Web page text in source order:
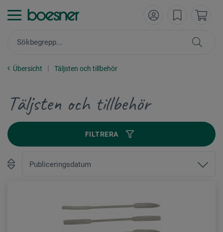
Übersicht Täljsten och tillbehör
Täljsten och tillbehör
FILTRERA